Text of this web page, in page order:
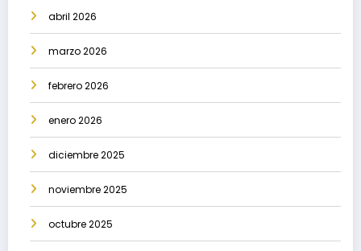
abril 2026
marzo 2026
febrero 2026
enero 2026
diciembre 2025
noviembre 2025
octubre 2025